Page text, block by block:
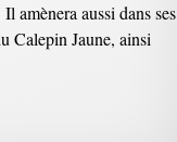
amènera aussi dans ses
Calepin Jaune, ainsi